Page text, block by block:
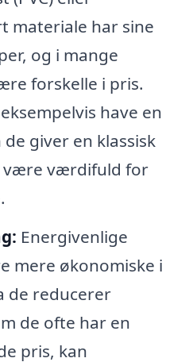
materiale har sine
og i mange
forskelle i pris.
have en
giver en klassisk
være værdifuld for
Energivenlige
mere økonomiske i
de reducerer
de ofte har en
pris, kan